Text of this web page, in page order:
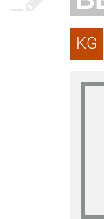
KG